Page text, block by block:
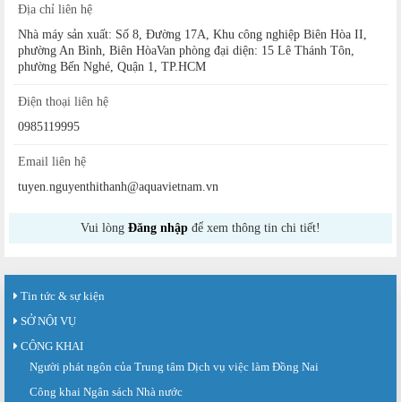
Địa chỉ liên hệ
Nhà máy sản xuất: Số 8, Đường 17A, Khu công nghiệp Biên Hòa II,
phường An Bình, Biên HòaVan phòng đại diện: 15 Lê Thánh Tôn,
phường Bến Nghé, Quận 1, TP.HCM
Điện thoại liên hệ
0985119995
Email liên hệ
tuyen.nguyenthithanh@aquavietnam.vn
Vui lòng Đăng nhập để xem thông tin chi tiết!
Tin tức & sự kiện
SỞ NỘI VỤ
CÔNG KHAI
Người phát ngôn của Trung tâm Dịch vụ việc làm Đồng Nai
Công khai Ngân sách Nhà nước